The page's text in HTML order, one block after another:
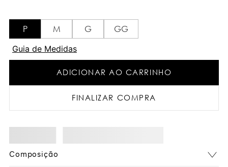
P M G
GG
Guia de Medidas
ADICIONAR AO CARRINHO
FINALIZAR COMPRA
Composição